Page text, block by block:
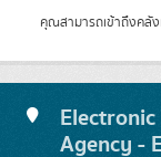
คุณสามารถเข้าถึงคลั
Agency -